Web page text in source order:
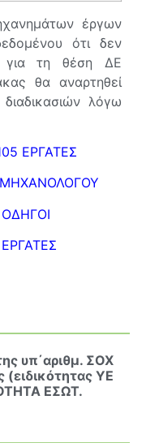
έργων
ότι δεν
για τη θέση ΔΕ
θα αναρτηθεί
λόγω
ΕΡΓΑΤΕΣ
ΜΗΧΑΝΟΛΟΓΟΥ
υπ΄αριθμ. ΣΟΧ
ΥΕ
ΕΣΩΤ.